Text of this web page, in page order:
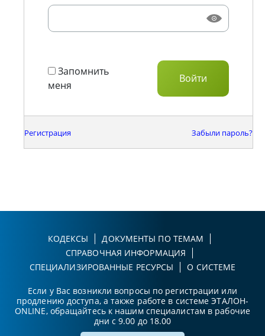
Запомнить
меня
Регистрация Забыли пароль?
КОДЕКСЫ
ДОКУМЕНТЫ ПО ТЕМАМ
СПРАВОЧНАЯ ИНФОРМАЦИЯ
СПЕЦИАЛИЗИРОВАННЫЕ РЕСУРСЫ
О СИСТЕМЕ
Если у Вас возникли вопросы по регистрации или
продлению доступа, а также работе в системе ЭТАЛОН-
ONLINE, обращайтесь к нашим специалистам в рабочие
дни с 9.00 до 18.00